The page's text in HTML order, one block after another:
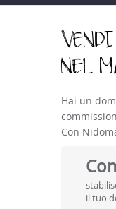
NEL
Hai un
Con
il tuo